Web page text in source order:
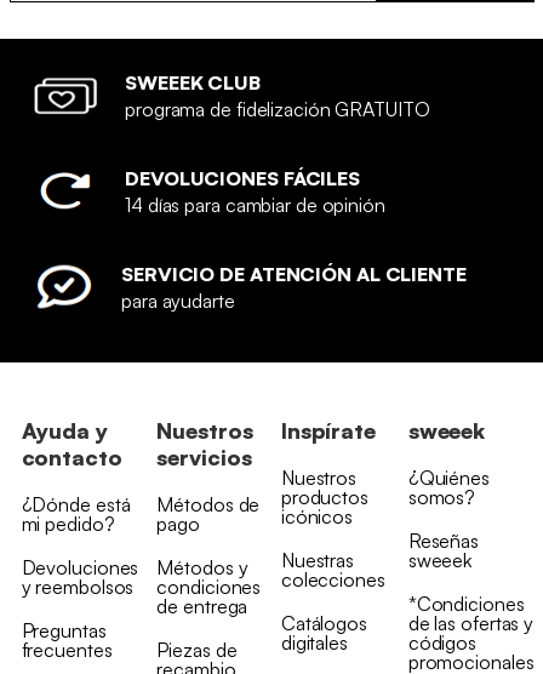
SWEEEK CLUB
programa de fidelización GRATUITO
DEVOLUCIONES FÁCILES
14 días para cambiar de opinión
SERVICIO DE ATENCIÓN AL CLIENTE
para ayudarte
Ayuda y
contacto
¿Dónde está
mi pedido?
Devoluciones
y reembolsos
Preguntas
frecuentes
Nuestros
servicios
Métodos de
pago
Métodos y
condiciones
de entrega
Piezas de
recambio
Inspírate
Nuestros
productos
icónicos
Nuestras
colecciones
Catálogos
digitales
sweeek
¿Quiénes
somos?
Reseñas
sweeek
*Condiciones
de las ofertas y
códigos
promocionales